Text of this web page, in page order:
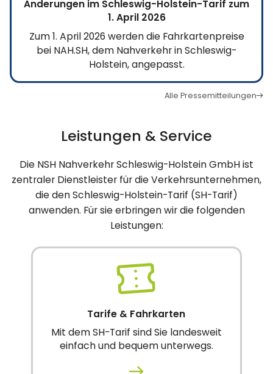
Änderungen im Schleswig-Holstein-Tarif zum
1. April 2026
Zum 1. April 2026 werden die Fahrkartenpreise
bei NAH.SH, dem Nahverkehr in Schleswig-
Holstein, angepasst.
Alle Pressemitteilungen
Leistungen & Service
Die NSH Nahverkehr Schleswig-Holstein GmbH ist
zentraler Dienstleister für die Verkehrsunternehmen,
die den Schleswig-Holstein-Tarif (SH-Tarif)
anwenden. Für sie erbringen wir die folgenden
Leistungen:
Tarife & Fahrkarten
Mit dem SH-Tarif sind Sie landesweit
einfach und bequem unterwegs.